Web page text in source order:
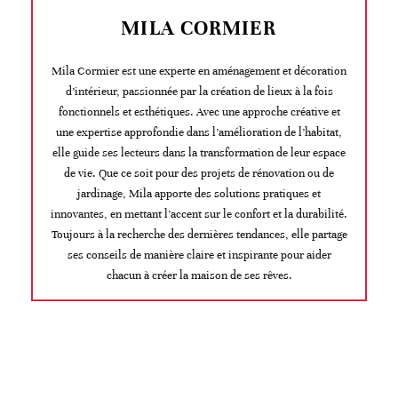
MILA CORMIER
Mila Cormier est une experte en aménagement et décoration
d’intérieur, passionnée par la création de lieux à la fois
fonctionnels et esthétiques. Avec une approche créative et
une expertise approfondie dans l’amélioration de l’habitat,
elle guide ses lecteurs dans la transformation de leur espace
de vie. Que ce soit pour des projets de rénovation ou de
jardinage, Mila apporte des solutions pratiques et
innovantes, en mettant l’accent sur le confort et la durabilité.
Toujours à la recherche des dernières tendances, elle partage
ses conseils de manière claire et inspirante pour aider
chacun à créer la maison de ses rêves.